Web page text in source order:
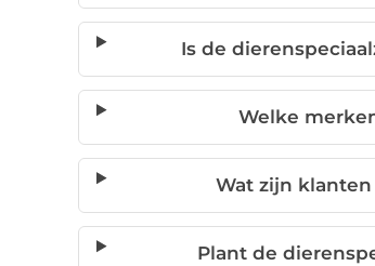
Is de
Welke
Wat zijn
Plant de